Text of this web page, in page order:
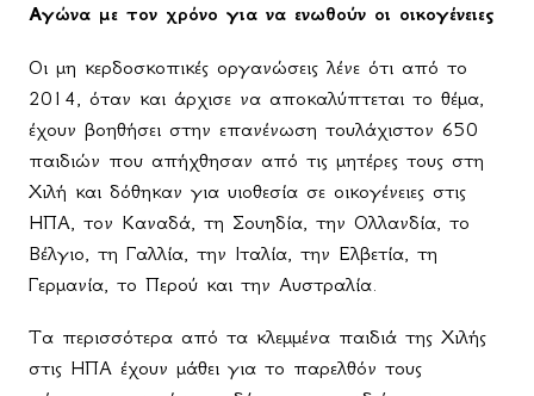
Αγώνα με τον χρόνο για να ενωθούν οι οικογένειες
Οι μη κερδοσκοπικές οργανώσεις λένε ότι από το
2014, όταν και άρχισε να αποκαλύπτεται το θέμα,
έχουν βοηθήσει στην επανένωση τουλάχιστον 650
παιδιών που απήχθησαν από τις μητέρες τους στη
Χιλή και δόθηκαν για υιοθεσία σε οικογένειες στις
ΗΠΑ, τον Καναδά, τη Σουηδία, την Ολλανδία, το
Βέλγιο, τη Γαλλία, την Ιταλία, την Ελβετία, τη
Γερμανία, το Περού και την Αυστραλία.
Τα περισσότερα από τα κλεμμένα παιδιά της Χιλής
στις ΗΠΑ έχουν μάθει για το παρελθόν τους